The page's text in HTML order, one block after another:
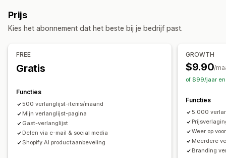
Lijstbeheer
Delen via e-mail
Delen via social media
Links delen
Aan winkelwagen toevoegen
Aanpassing
Aangepaste pictogrammen
E-mailtemplates
Prijsmeldingen Voorraadmeldingen
Weer op voorraad
Niet op voorraad Prijsdaling
Wachtlijsten
Vraag van klanten
Voorraadtracking
Prijs
Kies het abonnement dat het beste bij je bedrijf past.
FREE
Gratis
Functies
500 verlanglijst-items/maand
Mijn verlanglijst-pagina
Gast-verlanglijst
Delen via e-mail & social media
Shopify AI productaanbeveling
GROWTH
$9.90/
of $99/jaar en
Functies
5.000
Weer op
Meerdere
Branding